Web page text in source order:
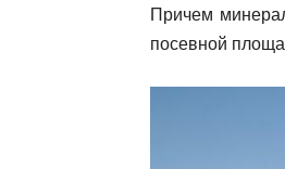
Причем
посевной